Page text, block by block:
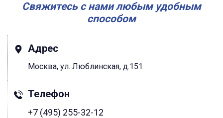
Свяжитесь с нами любым удобным
способом
Адрес
Москва, ул. Люблинская, д.151
Телефон
+7 (495) 255-32-12